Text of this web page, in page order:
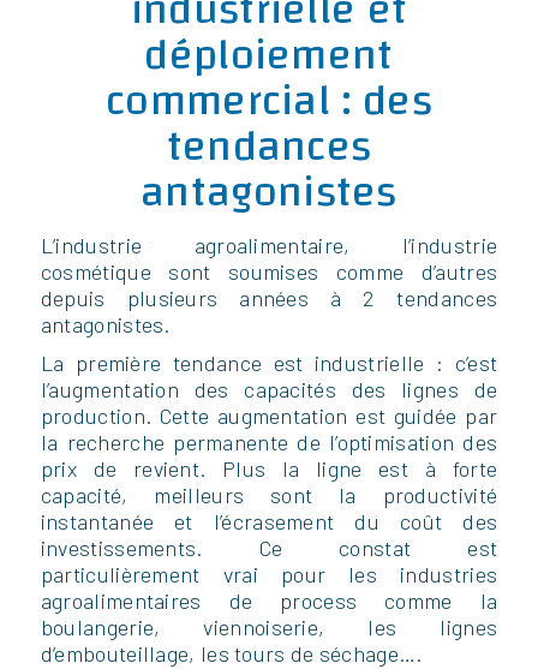
déploiement
commercial : des
tendances
antagonistes
L’industrie agroalimentaire, l’industrie
cosmétique sont soumises comme d’autres
depuis plusieurs années à 2 tendances
antagonistes.
La première tendance est industrielle : c’est
l’augmentation des capacités des lignes de
production. Cette augmentation est guidée par
la recherche permanente de l’optimisation des
prix de revient. Plus la ligne est à forte
capacité, meilleurs sont la productivité
instantanée et l’écrasement du coût des
investissements. Ce constat est
particulièrement vrai pour les industries
agroalimentaires de process comme la
boulangerie, viennoiserie, les lignes
d’embouteillage, les tours de séchage….